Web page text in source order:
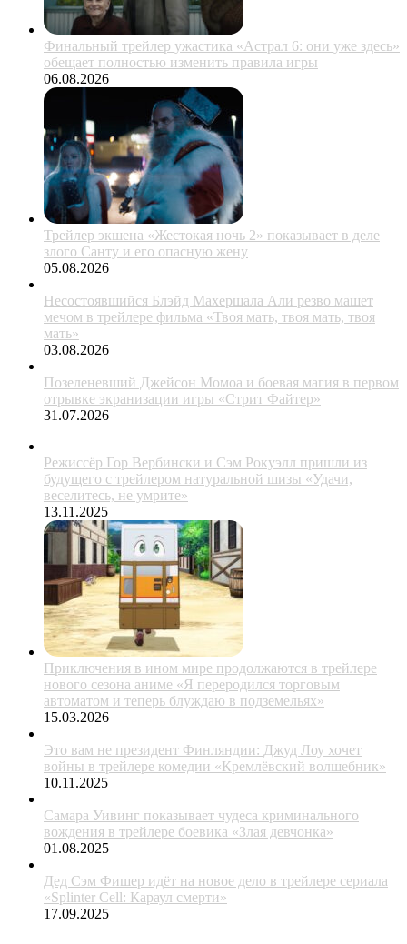
Финальный трейлер ужастика «Астрал 6: они уже здесь»
обещает полностью изменить правила игры
06.08.2026
Трейлер экшена «Жестокая ночь 2» показывает в деле
злого Санту и его опасную жену
05.08.2026
Несостоявшийся Блэйд Махершала Али резво машет
мечом в трейлере фильма «Твоя мать, твоя мать, твоя
мать»
03.08.2026
Позеленевший Джейсон Момоа и боевая магия в первом
отрывке экранизации игры «Стрит Файтер»
31.07.2026
Режиссёр Гор Вербински и Сэм Рокуэлл пришли из
будущего с трейлером натуральной шизы «Удачи,
веселитесь, не умрите»
13.11.2025
Приключения в ином мире продолжаются в трейлере
нового сезона аниме «Я переродился торговым
автоматом и теперь блуждаю в подземельях»
15.03.2026
Это вам не президент Финляндии: Джуд Лоу хочет
войны в трейлере комедии «Кремлёвский волшебник»
10.11.2025
Самара Уивинг показывает чудеса криминального
вождения в трейлере боевика «Злая девчонка»
01.08.2025
Дед Сэм Фишер идёт на новое дело в трейлере сериала
«Splinter Cell: Караул смерти»
17.09.2025